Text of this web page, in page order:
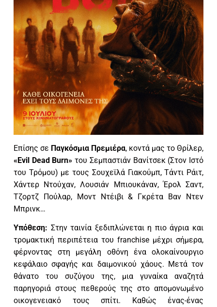
Επίσης σε Παγκόσμια Πρεμιέρα, κοντά μας το Θρίλερ,
«Evil Dead Burn» του Σεμπαστιάν Βανίτσεκ (Στον Ιστό
του Τρόμου) με τους Σουχεϊλά Γιακούμπ, Τάντι Ράιτ,
Χάντερ Ντούχαν, Λουσιάν Μπιουκάναν, Έρολ Σαντ,
Τζορτζ Πούλαρ, Μοντ Ντέιβι & Γκρέτα Βαν Ντεν
Μπρινκ…
Υπόθεση: Στην ταινία ξεδιπλώνεται η πιο άγρια και
τρομακτική περιπέτεια του franchise μέχρι σήμερα,
φέρνοντας στη μεγάλη οθόνη ένα ολοκαίνουργιο
κεφάλαιο σφαγής και δαιμονικού χάους. Μετά τον
θάνατο του συζύγου της, μια γυναίκα αναζητά
παρηγοριά στους πεθερούς της στο απομονωμένο
οικογενειακό τους σπίτι. Καθώς ένας-ένας